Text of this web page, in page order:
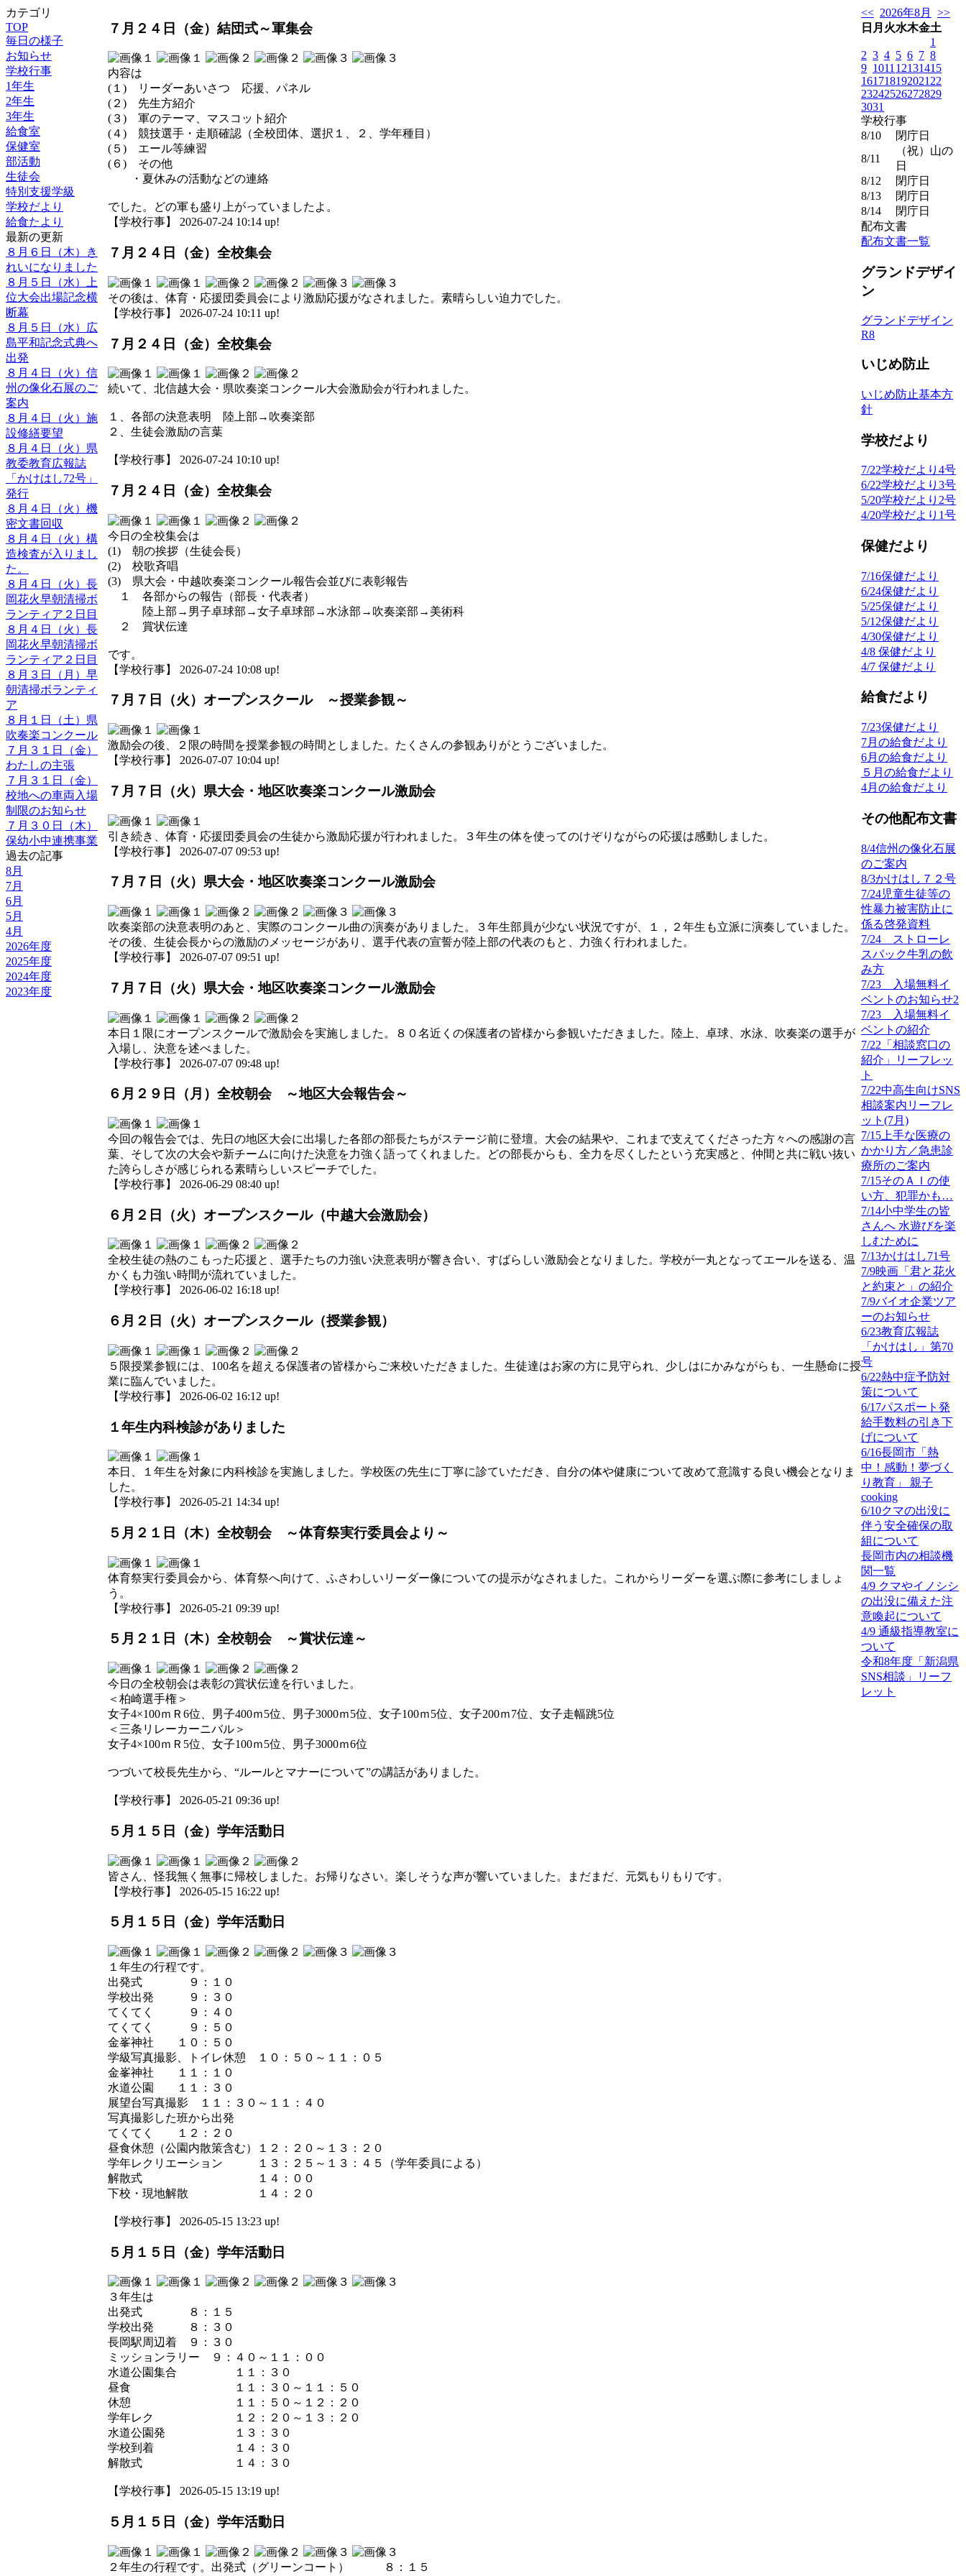
カテゴリ
TOP
毎日の様子
お知らせ
学校行事
1年生
2年生
3年生
給食室
保健室
部活動
生徒会
特別支援学級
学校だより
給食たより
最新の更新
８月６日（木）き
れいになりました
８月５日（水）上
位大会出場記念横
断幕
８月５日（水）広
島平和記念式典へ
出発
８月４日（火）信
州の像化石展のご
案内
８月４日（火）施
設修繕要望
８月４日（火）県
教委教育広報誌
「かけはし72号」
発行
８月４日（火）機
密文書回収
８月４日（火）構
造検査が入りまし
た。
８月４日（火）長
岡花火早朝清掃ボ
ランティア２日目
８月４日（火）長
岡花火早朝清掃ボ
ランティア２日目
８月３日（月）早
朝清掃ボランティ
ア
８月１日（土）県
吹奏楽コンクール
７月３１日（金）
わたしの主張
７月３１日（金）
校地への車両入場
制限のお知らせ
７月３０日（木）
保幼小中連携事業
過去の記事
8月
7月
6月
5月
4月
2026年度
2025年度
2024年度
2023年度
７月２４日（金）結団式～軍集会
内容は
(１) リーダーあいさつ 応援、パネル
(２) 先生方紹介
(３) 軍のテーマ、マスコット紹介
(４) 競技選手・走順確認（全校団体、選択１、２、学年種目）
(５) エール等練習
(６) その他
・夏休みの活動などの連絡
でした。どの軍も盛り上がっていましたよ。
【学校行事】 2026-07-24 10:14 up!
７月２４日（金）全校集会
その後は、体育・応援団委員会により激励応援がなされました。素晴らしい迫力でした。
【学校行事】 2026-07-24 10:11 up!
７月２４日（金）全校集会
続いて、北信越大会・県吹奏楽コンクール大会激励会が行われました。
１、各部の決意表明 陸上部→吹奏楽部
２、生徒会激励の言葉
【学校行事】 2026-07-24 10:10 up!
７月２４日（金）全校集会
今日の全校集会は
(1) 朝の挨拶（生徒会長）
(2) 校歌斉唱
(3) 県大会・中越吹奏楽コンクール報告会並びに表彰報告
１ 各部からの報告（部長・代表者）
陸上部→男子卓球部→女子卓球部→水泳部→吹奏楽部→美術科
２ 賞状伝達
です。
【学校行事】 2026-07-24 10:08 up!
７月７日（火）オープンスクール ～授業参観～
激励会の後、２限の時間を授業参観の時間としました。たくさんの参観ありがとうございました。
【学校行事】 2026-07-07 10:04 up!
７月７日（火）県大会・地区吹奏楽コンクール激励会
引き続き、体育・応援団委員会の生徒から激励応援が行われました。３年生の体を使ってのけぞりながらの応援は感動しました。
【学校行事】 2026-07-07 09:53 up!
７月７日（火）県大会・地区吹奏楽コンクール激励会
吹奏楽部の決意表明のあと、実際のコンクール曲の演奏がありました。３年生部員が少ない状況ですが、１，２年生も立派に演奏していました。
その後、生徒会長からの激励のメッセージがあり、選手代表の宣誓が陸上部の代表のもと、力強く行われました。
【学校行事】 2026-07-07 09:51 up!
７月７日（火）県大会・地区吹奏楽コンクール激励会
本日１限にオープンスクールで激励会を実施しました。８０名近くの保護者の皆様から参観いただきました。陸上、卓球、水泳、吹奏楽の選手が
入場し、決意を述べました。
【学校行事】 2026-07-07 09:48 up!
６月２９日（月）全校朝会 ～地区大会報告会～
今回の報告会では、先日の地区大会に出場した各部の部長たちがステージ前に登壇。大会の結果や、これまで支えてくださった方々への感謝の言
葉、そして次の大会や新チームに向けた決意を力強く語ってくれました。どの部長からも、全力を尽くしたという充実感と、仲間と共に戦い抜い
た誇らしさが感じられる素晴らしいスピーチでした。
【学校行事】 2026-06-29 08:40 up!
６月２日（火）オープンスクール（中越大会激励会）
全校生徒の熱のこもった応援と、選手たちの力強い決意表明が響き合い、すばらしい激励会となりました。学校が一丸となってエールを送る、温
かくも力強い時間が流れていました。
【学校行事】 2026-06-02 16:18 up!
６月２日（火）オープンスクール（授業参観）
５限授業参観には、100名を超える保護者の皆様からご来校いただきました。生徒達はお家の方に見守られ、少しはにかみながらも、一生懸命に授
業に臨んでいました。
【学校行事】 2026-06-02 16:12 up!
１年生内科検診がありました
本日、１年生を対象に内科検診を実施しました。学校医の先生に丁寧に診ていただき、自分の体や健康について改めて意識する良い機会となりま
した。
【学校行事】 2026-05-21 14:34 up!
５月２１日（木）全校朝会 ～体育祭実行委員会より～
体育祭実行委員会から、体育祭へ向けて、ふさわしいリーダー像についての提示がなされました。これからリーダーを選ぶ際に参考にしましょ
う。
【学校行事】 2026-05-21 09:39 up!
５月２１日（木）全校朝会 ～賞状伝達～
今日の全校朝会は表彰の賞状伝達を行いました。
＜柏崎選手権＞
女子4×100ｍＲ6位、男子400ｍ5位、男子3000ｍ5位、女子100ｍ5位、女子200ｍ7位、女子走幅跳5位
＜三条リレーカーニバル＞
女子4×100ｍＲ5位、女子100ｍ5位、男子3000ｍ6位
つづいて校長先生から、“ルールとマナーについて”の講話がありました。
【学校行事】 2026-05-21 09:36 up!
５月１５日（金）学年活動日
皆さん、怪我無く無事に帰校しました。お帰りなさい。楽しそうな声が響いていました。まだまだ、元気もりもりです。
【学校行事】 2026-05-15 16:22 up!
５月１５日（金）学年活動日
１年生の行程です。
出発式 ９：１０
学校出発 ９：３０
てくてく ９：４０
てくてく ９：５０
金峯神社 １０：５０
学級写真撮影、トイレ休憩 １０：５０～１１：０５
金峯神社 １１：１０
水道公園 １１：３０
展望台写真撮影 １１：３０～１１：４０
写真撮影した班から出発
てくてく １２：２０
昼食休憩（公園内散策含む）１２：２０～１３：２０
学年レクリエーション １３：２５～１３：４５（学年委員による）
解散式 １４：００
下校・現地解散 １４：２０
【学校行事】 2026-05-15 13:23 up!
５月１５日（金）学年活動日
３年生は
出発式 ８：１５
学校出発 ８：３０
長岡駅周辺着 ９：３０
ミッションラリー ９：４０～１１：００
水道公園集合 １１：３０
昼食 １１：３０～１１：５０
休憩 １１：５０～１２：２０
学年レク １２：２０～１３：２０
水道公園発 １３：３０
学校到着 １４：３０
解散式 １４：３０
【学校行事】 2026-05-15 13:19 up!
５月１５日（金）学年活動日
２年生の行程です。出発式（グリーンコート） ８：１５
<< 2026年8月
>>
日 月 火水木金土
1
2 3 4 5 6 7 8
9 1011 12131415
161718192021 22
23242526272829
3031
学校行事
8/10
閉庁日
8/11
（祝）山の
日
8/12
閉庁日
8/13
閉庁日
8/14
閉庁日
配布文書
配布文書一覧
グランドデザイ
ン
グランドデザイン
R8
いじめ防止
いじめ防止基本方
針
学校だより
7/22学校だより4号
6/22学校だより3号
5/20学校だより2号
4/20学校だより1号
保健だより
7/16保健だより
6/24保健だより
5/25保健だより
5/12保健だより
4/30保健だより
4/8 保健だより
4/7 保健だより
給食だより
7/23保健だより
7月の給食だより
6月の給食だより
５月の給食だより
4月の給食だより
その他配布文書
8/4信州の像化石展
のご案内
8/3かけはし７２号
7/24児童生徒等の
性暴力被害防止に
係る啓発資料
7/24 ストローレ
スパック牛乳の飲
み方
7/23 入場無料イ
ベントのお知らせ2
7/23 入場無料イ
ベントの紹介
7/22「相談窓口の
紹介」リーフレッ
ト
7/22中高生向けSNS
相談案内リーフレ
ット(7月)
7/15上手な医療の
かかり方／急患診
療所のご案内
7/15そのＡＩの使
い方、犯罪かも…
7/14小中学生の皆
さんへ 水遊びを楽
しむために
7/13かけはし71号
7/9映画「君と花火
と約束と」の紹介
7/9バイオ企業ツア
ーのお知らせ
6/23教育広報誌
「かけはし」第70
号
6/22熱中症予防対
策について
6/17パスポート発
給手数料の引き下
げについて
6/16長岡市「熱
中！感動！夢づく
り教育」 親子
cooking
6/10クマの出没に
伴う安全確保の取
組について
長岡市内の相談機
関一覧
4/9 クマやイノシシ
の出没に備えた注
意喚起について
4/9 通級指導教室に
ついて
令和8年度「新潟県
SNS相談」リーフ
レット